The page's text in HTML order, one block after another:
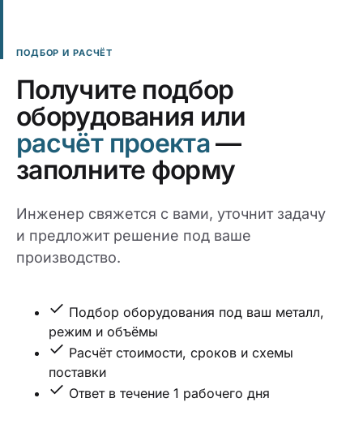
ПОДБОР И РАСЧЁТ
Получите подбор
оборудования или
расчёт проекта—
заполните форму
Инженер свяжется с вами, уточнит задачу
и предложит решение под ваше
производство.
Подбор оборудования под ваш металл,
режим и объёмы
Расчёт стоимости, сроков и схемы
поставки
Ответ в течение 1 рабочего дня